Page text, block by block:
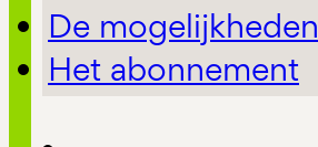
De mogelijkheden
Het abonnement